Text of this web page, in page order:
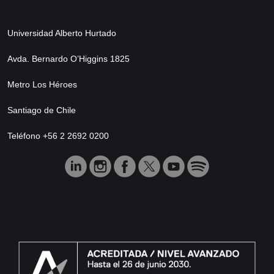
Universidad Alberto Hurtado
Avda. Bernardo O’Higgins 1825
Metro Los Héroes
Santiago de Chile
Teléfono +56 2 2692 0200